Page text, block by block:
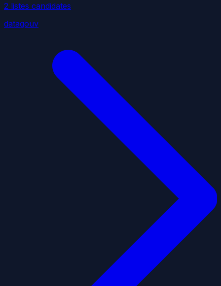
2 listes candidates
datagouv